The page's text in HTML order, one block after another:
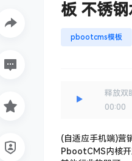
板 不锈
pbootcms模板
释放双
00:00
(自适应手机端)营
PbootCMS内核